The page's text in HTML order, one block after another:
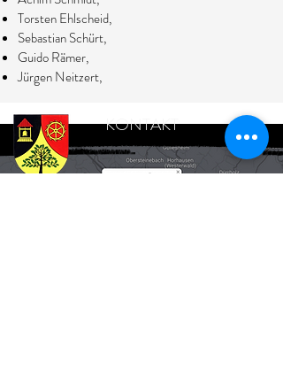
Torsten Ehlscheid,
Sebastian Schürt,
Guido Rämer,
Jürgen Neitzert,
KONTAKT